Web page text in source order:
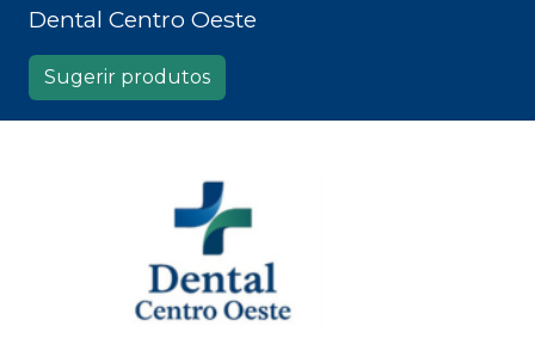
Dental Centro Oeste
Sugerir produtos